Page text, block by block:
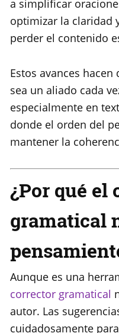
a simplificar
optimizar la claridad
perder el contenido
Estos avances hacen
sea un aliado cada
especialmente en
donde el orden del
mantener la
¿Por qué el
gramatical
Aunque es una
corrector gramatical
autor. Las
cuidadosamente